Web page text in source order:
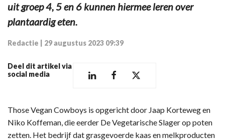
uit groep 4, 5 en 6 kunnen hiermee leren over
plantaardig eten.
Redactie 29 augustus 2023 09:39
Deel dit artikel via
social media
Those Vegan Cowboys is opgericht door Jaap Korteweg en
Niko Koffeman, die eerder De Vegetarische Slager op poten
zetten. Het bedrijf dat grasgevoerde kaas en melkproducten